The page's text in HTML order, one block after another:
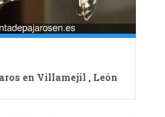
en Villamejil , León